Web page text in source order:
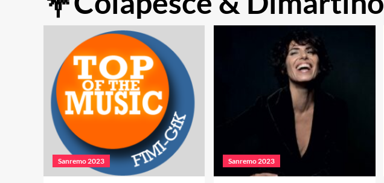
Sanremo 2023 Sanremo 2023